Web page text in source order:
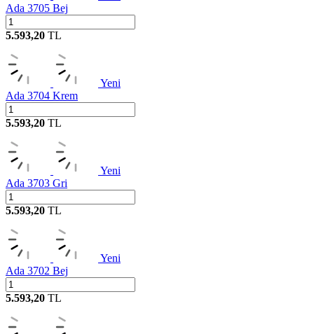
Ada 3705 Bej
5.593,20 TL
Yeni
Ada 3704 Krem
5.593,20 TL
Yeni
Ada 3703 Gri
5.593,20 TL
Yeni
Ada 3702 Bej
5.593,20 TL